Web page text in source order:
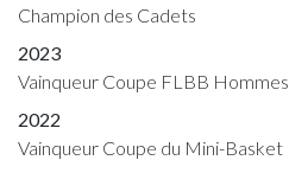
Champion des Cadets
2023
Vainqueur Coupe FLBB Hommes
2022
Vainqueur Coupe du Mini-Basket